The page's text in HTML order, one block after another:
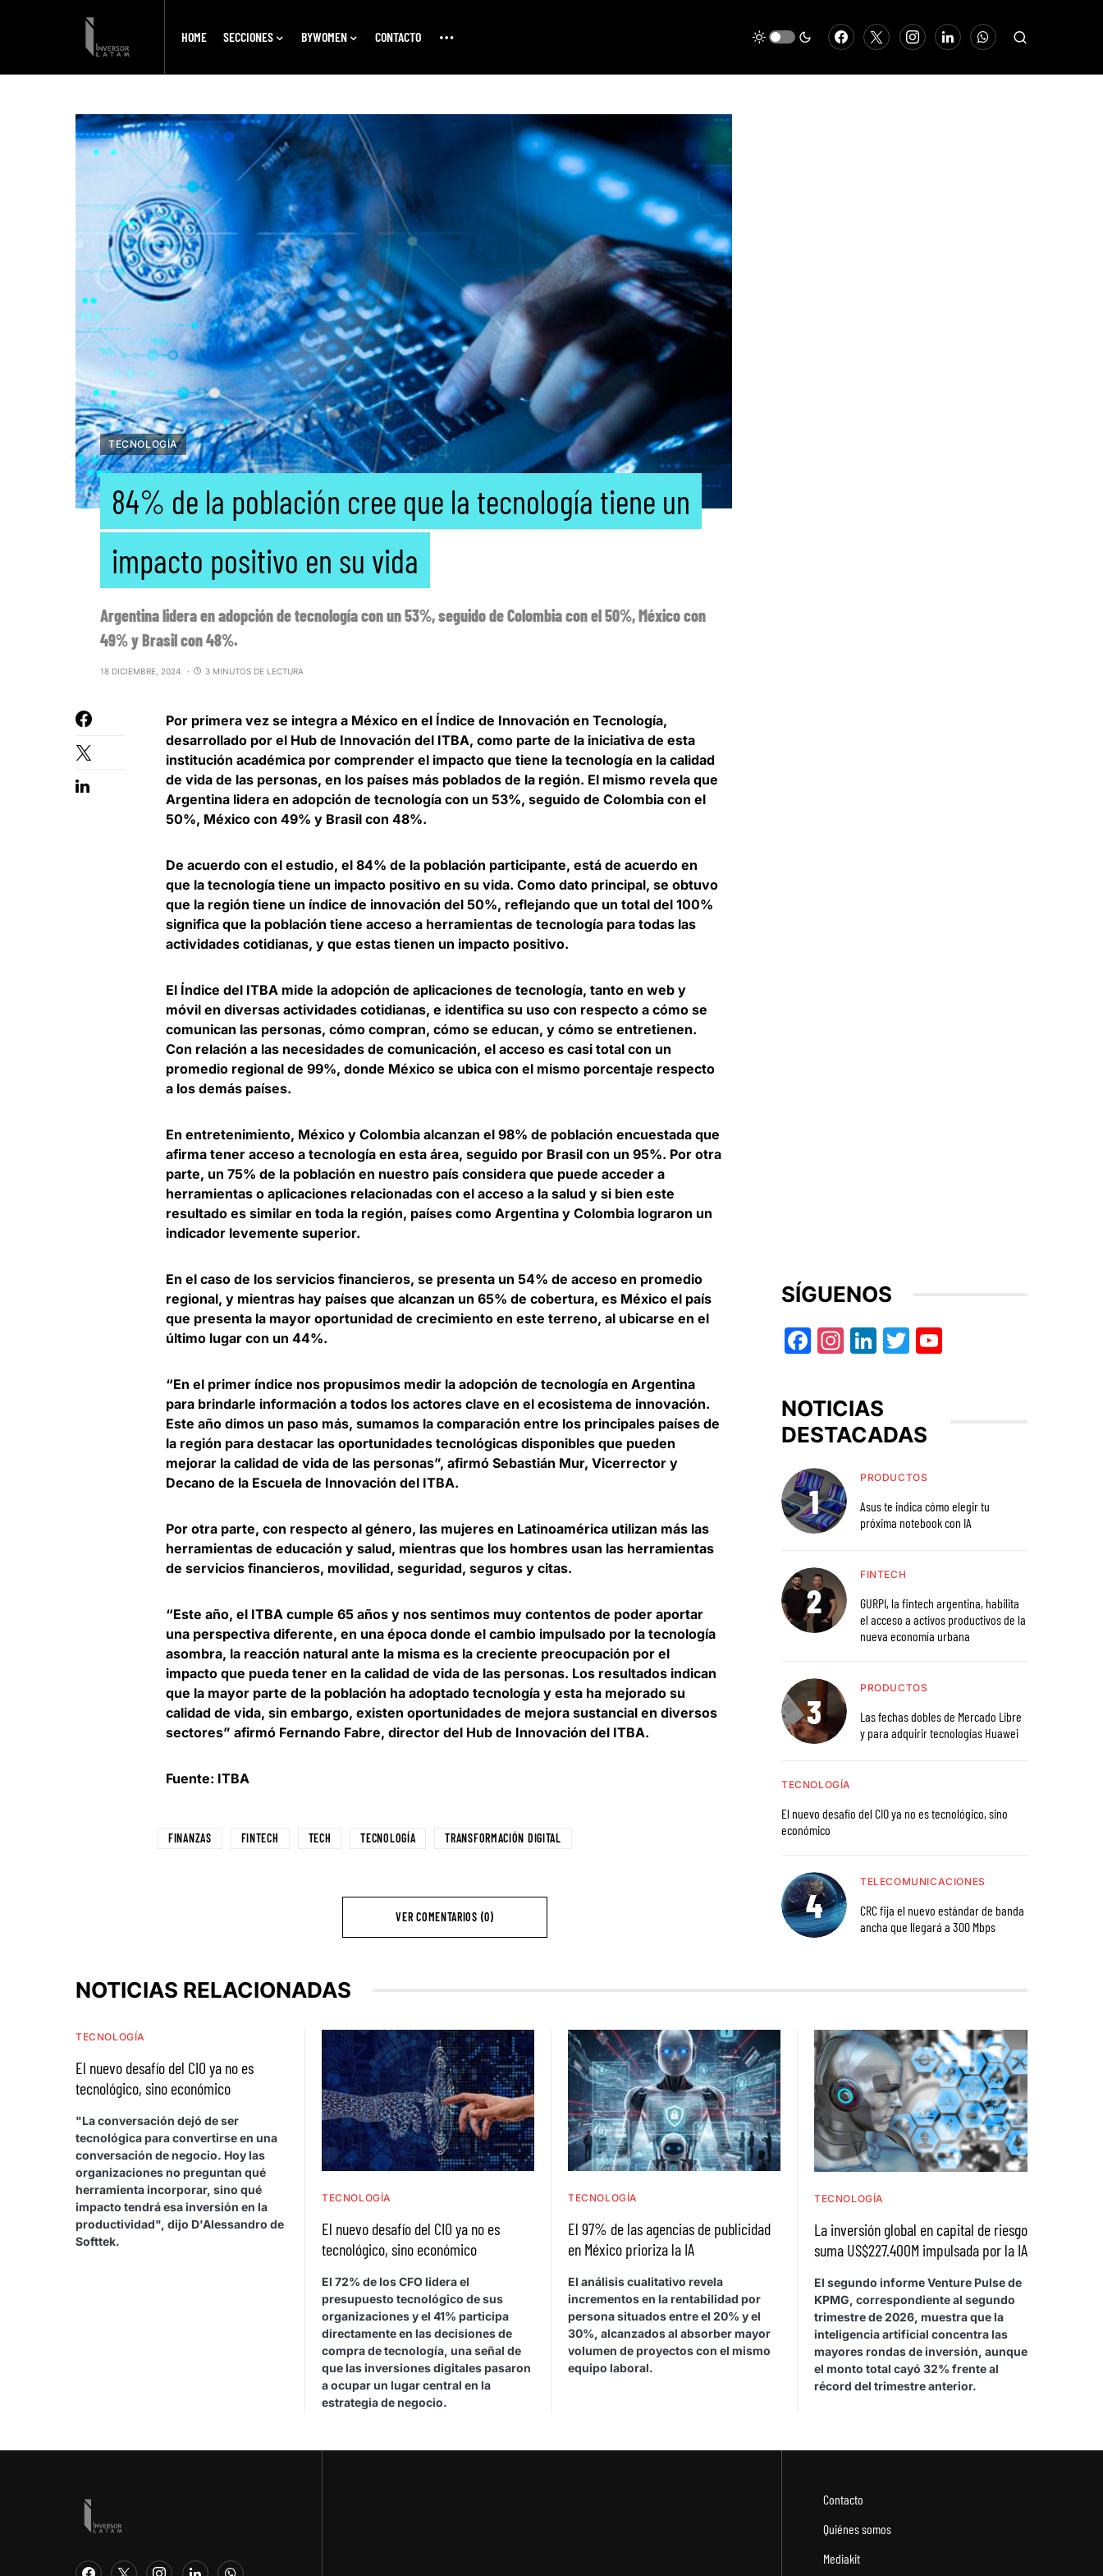
HOME SECCIONES BYWOMEN CONTACTO
TECNOLOGÍA
84% de la población cree que la tecnología tiene un
impacto positivo en su vida
Argentina lidera en adopción de tecnología con un 53%, seguido de Colombia con el 50%, México con
49% y Brasil con 48%.
18 DICIEMBRE, 2024 3 MINUTOS DE LECTURA
Por primera vez se integra a México en el Índice de Innovación en Tecnología,
desarrollado por el Hub de Innovación del ITBA, como parte de la iniciativa de esta
institución académica por comprender el impacto que tiene la tecnología en la calidad
de vida de las personas, en los países más poblados de la región. El mismo revela que
Argentina lidera en adopción de tecnología con un 53%, seguido de Colombia con el
50%, México con 49% y Brasil con 48%.
De acuerdo con el estudio, el 84% de la población participante, está de acuerdo en
que la tecnología tiene un impacto positivo en su vida. Como dato principal, se obtuvo
que la región tiene un índice de innovación del 50%, reflejando que un total del 100%
significa que la población tiene acceso a herramientas de tecnología para todas las
actividades cotidianas, y que estas tienen un impacto positivo.
El Índice del ITBA mide la adopción de aplicaciones de tecnología, tanto en web y
móvil en diversas actividades cotidianas, e identifica su uso con respecto a cómo se
comunican las personas, cómo compran, cómo se educan, y cómo se entretienen.
Con relación a las necesidades de comunicación, el acceso es casi total con un
promedio regional de 99%, donde México se ubica con el mismo porcentaje respecto
a los demás países.
En entretenimiento, México y Colombia alcanzan el 98% de población encuestada que
afirma tener acceso a tecnología en esta área, seguido por Brasil con un 95%. Por otra
parte, un 75% de la población en nuestro país considera que puede acceder a
herramientas o aplicaciones relacionadas con el acceso a la salud y si bien este
resultado es similar en toda la región, países como Argentina y Colombia lograron un
indicador levemente superior.
En el caso de los servicios financieros, se presenta un 54% de acceso en promedio
regional, y mientras hay países que alcanzan un 65% de cobertura, es México el país
que presenta la mayor oportunidad de crecimiento en este terreno, al ubicarse en el
último lugar con un 44%.
“En el primer índice nos propusimos medir la adopción de tecnología en Argentina
para brindarle información a todos los actores clave en el ecosistema de innovación.
Este año dimos un paso más, sumamos la comparación entre los principales países de
la región para destacar las oportunidades tecnológicas disponibles que pueden
mejorar la calidad de vida de las personas”, afirmó Sebastián Mur, Vicerrector y
Decano de la Escuela de Innovación del ITBA.
Por otra parte, con respecto al género, las mujeres en Latinoamérica utilizan más las
herramientas de educación y salud, mientras que los hombres usan las herramientas
de servicios financieros, movilidad, seguridad, seguros y citas.
“Este año, el ITBA cumple 65 años y nos sentimos muy contentos de poder aportar
una perspectiva diferente, en una época donde el cambio impulsado por la tecnología
asombra, la reacción natural ante la misma es la creciente preocupación por el
impacto que pueda tener en la calidad de vida de las personas. Los resultados indican
que la mayor parte de la población ha adoptado tecnología y esta ha mejorado su
calidad de vida, sin embargo, existen oportunidades de mejora sustancial en diversos
sectores” afirmó Fernando Fabre, director del Hub de Innovación del ITBA.
Fuente: ITBA
FINANZAS FINTECH TECH TECNOLOGÍA TRANSFORMACIÓN DIGITAL
VER COMENTARIOS (0)
SÍGUENOS
Facebook
Instagram
LinkedIn
Twitter
NOTICIAS
DESTACADAS
PRODUCTOS
Asus te indica cómo elegir tu
próxima notebook con IA
FINTECH
GURPI, la fintech argentina, habilita
el acceso a activos productivos de la
nueva economía urbana
PRODUCTOS
Las fechas dobles de Mercado Libre
y para adquirir tecnologías Huawei
TECNOLOGÍA
El nuevo desafío del CIO ya no es tecnológico, sino
económico
TELECOMUNICACIONES
CRC fija el nuevo estándar de banda
ancha que llegará a 300 Mbps
NOTICIAS RELACIONADAS
TECNOLOGÍA
El nuevo desafío del CIO ya no es
tecnológico, sino económico
"La conversación dejó de ser
tecnológica para convertirse en una
conversación de negocio. Hoy las
organizaciones no preguntan qué
herramienta incorporar, sino qué
impacto tendrá esa inversión en la
productividad", dijo D'Alessandro de
Softtek.
TECNOLOGÍA
El nuevo desafío del CIO ya no es
tecnológico, sino económico
El 72% de los CFO lidera el
presupuesto tecnológico de sus
organizaciones y el 41% participa
directamente en las decisiones de
compra de tecnología, una señal de
que las inversiones digitales pasaron
a ocupar un lugar central en la
estrategia de negocio.
TECNOLOGÍA
El 97% de las agencias de publicidad
en México prioriza la IA
El análisis cualitativo revela
incrementos en la rentabilidad por
persona situados entre el 20% y el
30%, alcanzados al absorber mayor
volumen de proyectos con el mismo
equipo laboral.
TECNOLOGÍA
La inversión global en capital de riesgo
suma US$227.400M impulsada por la IA
El segundo informe Venture Pulse de
KPMG, correspondiente al segundo
trimestre de 2026, muestra que la
inteligencia artificial concentra las
mayores rondas de inversión, aunque
el monto total cayó 32% frente al
récord del trimestre anterior.
Contacto
Quiénes somos
Mediakit